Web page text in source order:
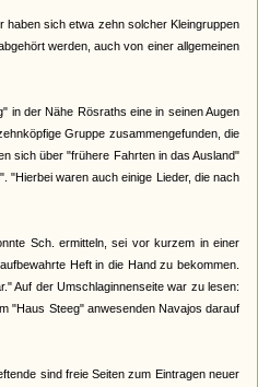
haben sich etwa zehn solcher Kleingruppen
werden, auch von einer allgemeinen
in der Nähe Rösraths eine in seinen Augen
Gruppe zusammengefunden, die
sich über "frühere Fahrten in das Ausland"
"Hierbei waren auch einige Lieder, die nach
Sch. ermitteln, sei vor kurzem in einer
Heft in die Hand zu bekommen.
Auf der Umschlaginnenseite war zu lesen:
"Haus Steeg" anwesenden Navajos darauf
sind freie Seiten zum Eintragen neuer